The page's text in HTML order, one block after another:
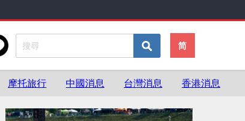
简
摩托旅行 中國消息 台灣消息 香港消息